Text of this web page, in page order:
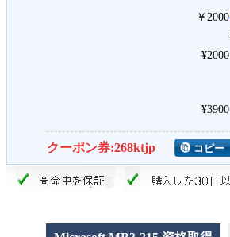
￥ 2000
¥2000
¥3900
クーポン券:268ktjp